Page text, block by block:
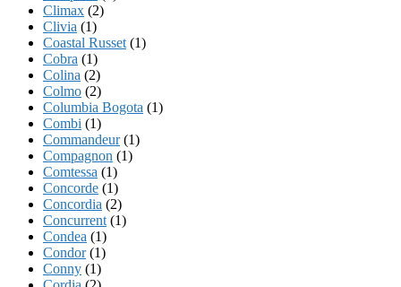
Climax (2)
Clivia (1)
Coastal Russet (1)
Cobra (1)
Colina (2)
Colmo (2)
Columbia Bogota (1)
Combi (1)
Commandeur(1)
Compagnon (1)
Comtessa (1)
Concorde (1)
Concordia (2)
Concurrent (1)
Condea (1)
Condor(1)
Conny (1)